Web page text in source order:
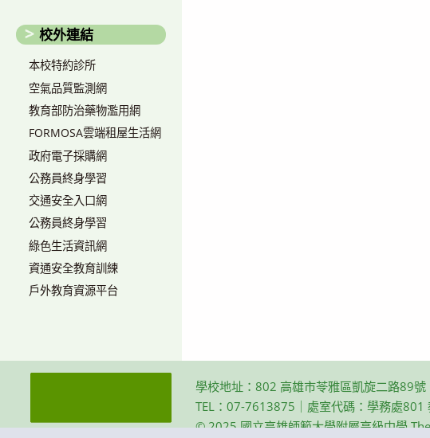
校外連結
本校特約診所
空氣品質監測網
教育部防治藥物濫用網
FORMOSA雲端租屋生活網
政府電子採購網
公務員終身學習
交通安全入口網
公務員終身學習
綠色生活資訊網
資通安全教育訓練
戶外教育資源平台
學校地址：802 高雄市苓雅區凱旋二路89號
TEL：07-7613875｜處室代碼：學務處
© 2025 國立高雄師範大學附屬高級中學